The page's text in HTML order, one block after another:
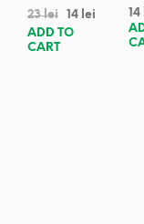
23lei 14 lei
ADD TO
CART
14